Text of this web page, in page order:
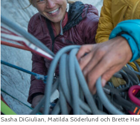
Sasha DiGiulian, Matilda Söderlund och Brette